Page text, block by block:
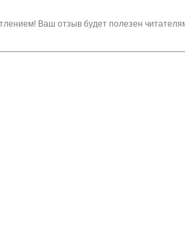
Ваш отзыв будет полезен